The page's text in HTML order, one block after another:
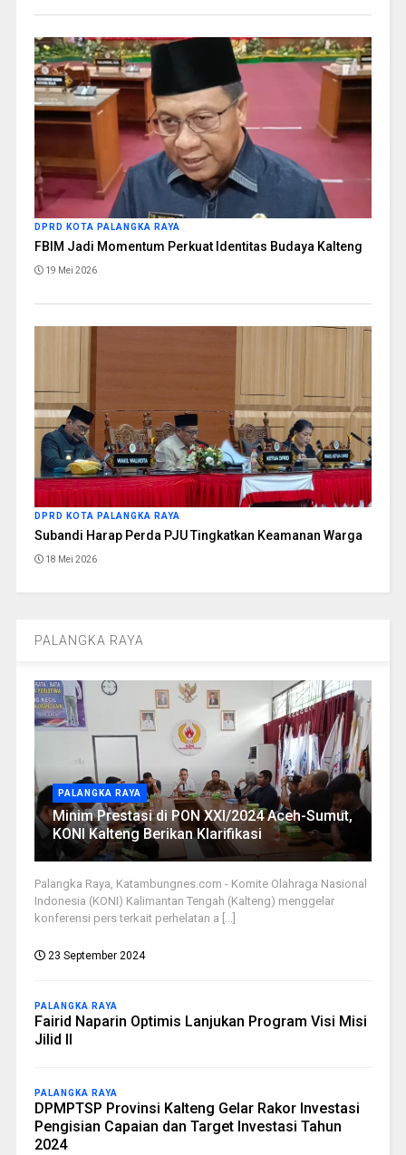
DPRD KOTA PALANGKA RAYA
FBIM Jadi Momentum Perkuat Identitas Budaya Kalteng
19 Mei 2026
DPRD KOTA PALANGKA RAYA
Subandi Harap Perda PJU Tingkatkan Keamanan Warga
18 Mei 2026
PALANGKA RAYA
PALANGKA RAYA
Minim Prestasi di PON XXI/2024 Aceh-Sumut,
KONI Kalteng Berikan Klarifikasi
Palangka Raya, Katambungnes.com - Komite Olahraga Nasional
Indonesia (KONI) Kalimantan Tengah (Kalteng) menggelar
konferensi pers terkait perhelatan a [...]
23 September 2024
PALANGKA RAYA
Fairid Naparin Optimis Lanjukan Program Visi Misi
Jilid II
PALANGKA RAYA
DPMPTSP Provinsi Kalteng Gelar Rakor Investasi
Pengisian Capaian dan Target Investasi Tahun
2024